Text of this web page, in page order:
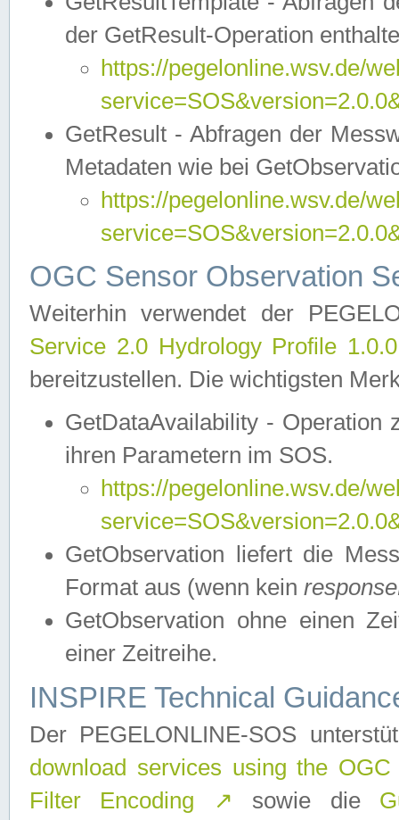
der GetResult-Operation
https://pegelonline.wsv.de/
GetResult - Abfragen der
Metadaten wie bei
https://pegelonline.wsv.de/
OGC Sensor Observation
Weiterhin verwendet der
Service 2.0 Hydrology Profile
bereitzustellen. Die wichtigsten
GetDataAvailability - Operation
ihren Parametern im SOS.
https://pegelonline.wsv.de/
GetObservation liefert die
Format aus (wenn kein
GetObservation ohne einen
einer Zeitreihe.
INSPIRE Technical
Der PEGELONLINE-SOS
download services using the
Filter Encoding
↗ sowie die